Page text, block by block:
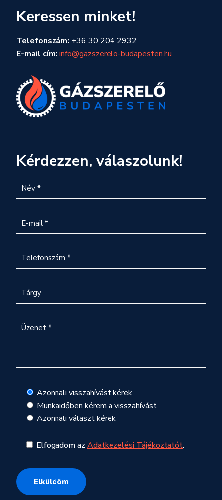
Keressen minket!
Telefonszám: +36 30 204 2932
E-mail cím: info@gazszerelo-budapesten.hu
Kérdezzen, válaszolunk!
Azonnali visszahívást kérek
Munkaidőben kérem a visszahívást
Azonnali választ kérek
Elfogadom az Adatkezelési Tájékoztatót.